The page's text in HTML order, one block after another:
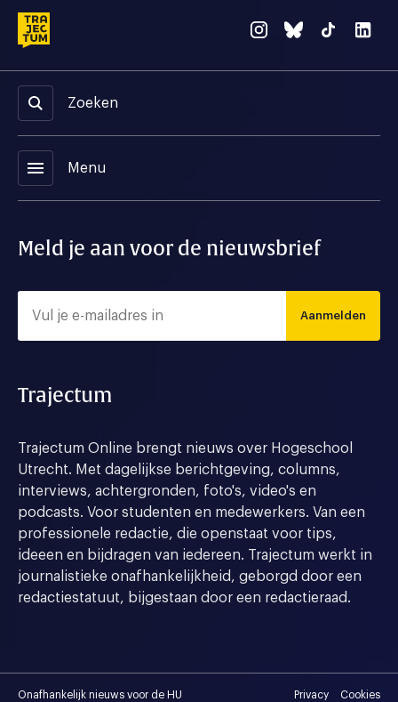
Zoeken
menu Menu
Meld je aan voor de nieuwsbrief
Aanmelden
Trajectum
Trajectum Online brengt nieuws over Hogeschool
Utrecht. Met dagelijkse berichtgeving, columns,
interviews, achtergronden, foto's, video's en
podcasts. Voor studenten en medewerkers. Van een
professionele redactie, die openstaat voor tips,
ideeen en bijdragen van iedereen. Trajectum werkt in
journalistieke onafhankelijkheid, geborgd door een
redactiestatuut, bijgestaan door een redactieraad.
Onafhankelijk nieuws voor de HU Privacy Cookies